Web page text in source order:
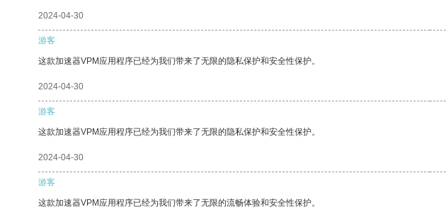
2024-04-30
游客
这款加速器VPM应用程序已经为我们带来了无限的隐私保护和安全性保护。
2024-04-30
游客
这款加速器VPM应用程序已经为我们带来了无限的隐私保护和安全性保护。
2024-04-30
游客
这款加速器VPM应用程序已经为我们带来了无限的流畅体验和安全性保护。